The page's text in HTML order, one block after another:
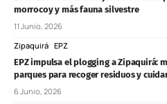
morrocoy y más fauna silvestre
11 Junio, 2026
Zipaquirá EPZ
EPZ impulsa el plogging a Zipaquirá:
parques para recoger residuos y
6 Junio, 2026